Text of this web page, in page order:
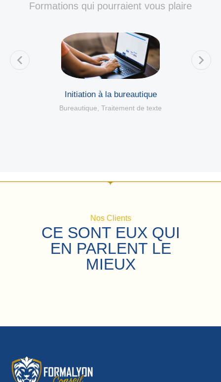
Formations qui pourraient vous plaire
Initiation à la bureautique
Bureautique, Traitement de texte
Nos Clients
CE SONT EUX QUI
EN PARLENT LE
MIEUX